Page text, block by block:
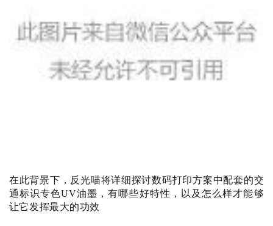
在此背景下，反光喵将详细探讨数码打印方案中配套的交
通标识专色UV油墨，有哪些好特性，以及怎么样才能够
让它发挥最大的功效